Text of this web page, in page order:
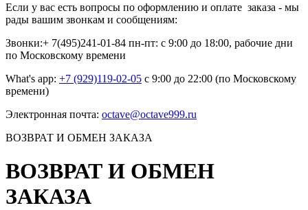
Если у вас есть вопросы по оформлению и оплате заказа - мы
рады вашим звонкам и сообщениям:
Звонки:+ 7(495)241-01-84 пн-пт: с 9:00 до 18:00, рабочие дни
по Московскому времени
What's app: +7 (929)119-02-05 с 9:00 до 22:00 (по Московскому
времени)
Электронная почта: octave@octave999.ru
ВОЗВРАТ И ОБМЕН ЗАКАЗА
ВОЗВРАТ И ОБМЕН
ЗАКАЗА